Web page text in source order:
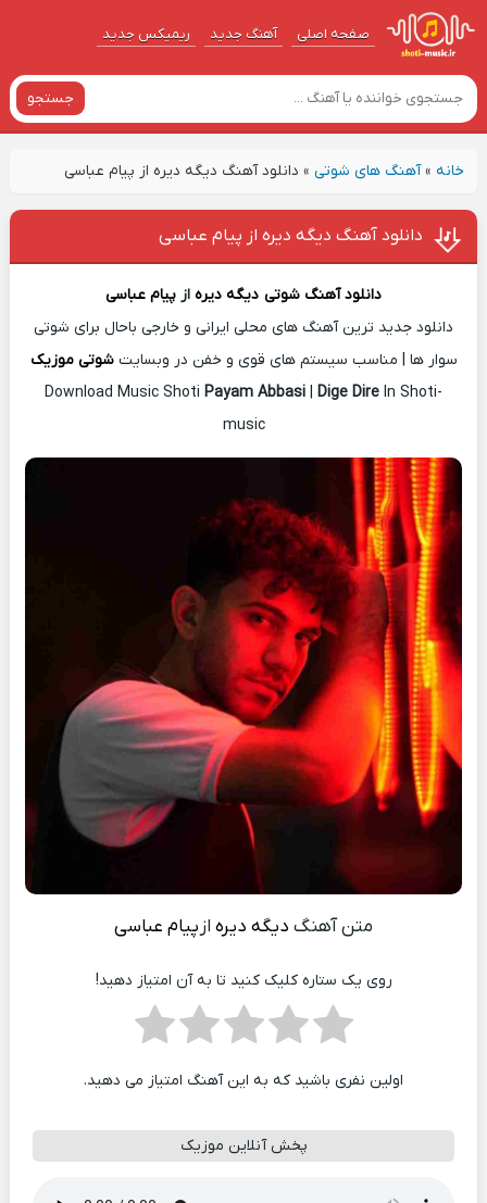
صفحه اصلی آهنگ‌ جدید ریمیکس جدید
جستجو
خانه»آهنگ های شوتی» دانلود آهنگ دیگه دیره از پیام عباسی
دانلود آهنگ دیگه دیره از پیام عباسی
دانلود آهنگ شوتی دیگه دیره از پیام عباسی
دانلود جدید ترین آهنگ های محلی ایرانی و خارجی باحال برای شوتی
سوار ها | مناسب سیستم های قوی و خفن در وبسایتشوتی موزیک
Download Music Shoti Payam Abbasi Dige Dire In Shoti-
music
متن آهنگ دیگه دیره از پیام عباسی
روی یک ستاره کلیک کنید تا به آن امتیاز دهید!
اولین نفری باشید که به این آهنگ امتیاز می دهید.
پخش آنلاین موزیک